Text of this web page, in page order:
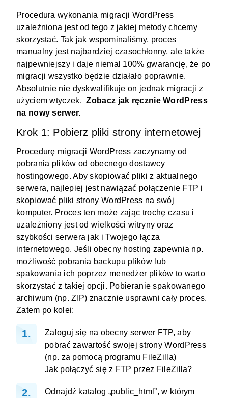
Procedura wykonania migracji WordPress
uzależniona jest od tego z jakiej metody chcemy
skorzystać. Tak jak wspominaliśmy, proces
manualny jest najbardziej czasochłonny, ale także
najpewniejszy i daje niemal 100% gwarancję, że po
migracji wszystko będzie działało poprawnie.
Absolutnie nie dyskwalifikuje on jednak migracji z
użyciem wtyczek.Zobacz jak ręcznie WordPress
na nowy serwer.
Krok 1: Pobierz pliki strony internetowej
Procedurę migracji WordPress zaczynamy od
pobrania plików od obecnego dostawcy
hostingowego. Aby skopiować pliki z aktualnego
serwera, najlepiej jest nawiązać połączenie FTP i
skopiować pliki strony WordPress na swój
komputer. Proces ten może zając trochę czasu i
uzależniony jest od wielkości witryny oraz
szybkości serwera jak i Twojego łącza
internetowego. Jeśli obecny hosting zapewnia np.
możliwość pobrania backupu plikówlub
spakowania ich poprzez menedżer plików to warto
skorzystać z takiej opcji. Pobieranie spakowanego
archiwum (np. ZIP) znacznie usprawni cały proces.
Zatem po kolei:
Zaloguj się na obecny serwer FTP, aby
pobrać zawartość swojej strony WordPress
(np. za pomocą programu FileZilla)
Jak połączyć się z FTP przez FileZilla?
Odnajdź katalog „public_html”, w którym